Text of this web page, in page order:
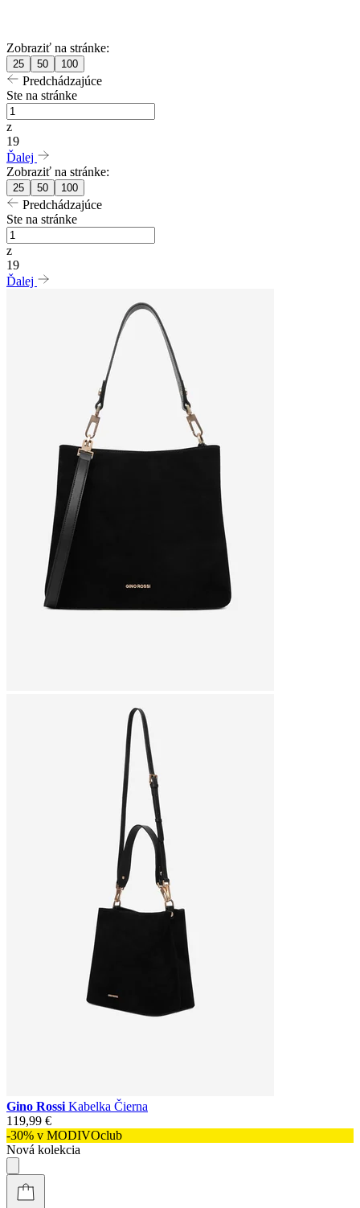
Zobraziť na stránke:
25 50 100
Predchádzajúce
Ste na stránke
z
19
Ďalej
Zobraziť na stránke:
25 50 100
Predchádzajúce
Ste na stránke
z
19
Ďalej
Gino Rossi Kabelka Čierna
119,99 €
-30% v MODIVOclub
Nová kolekcia